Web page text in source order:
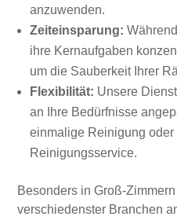
anzuwenden.
Zeiteinsparung:
ihre Kernaufgaben
um die Sauberkeit Ihrer
Flexibilität: Unsere
an Ihre Bedürfnisse
einmalige Reinigung
Reinigungsservice.
Besonders in Groß-
verschiedenster Branchen